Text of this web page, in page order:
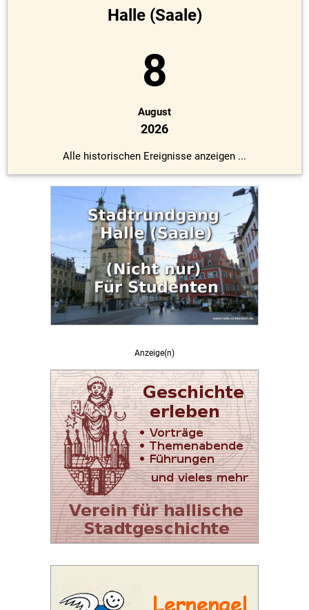
Halle (Saale)
8
August
2026
Alle historischen Ereignisse anzeigen ...
Anzeige(n)